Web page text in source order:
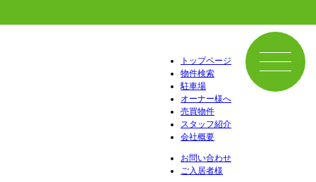
トップページ
物件検索
駐車場
オーナー様へ
売買物件
スタッフ紹介
会社概要
お問い合わせ
ご入居者様